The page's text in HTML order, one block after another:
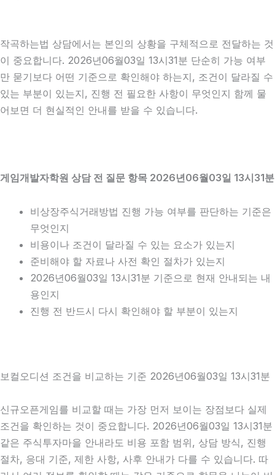
작곡하는법 상담에서는 본인의 상황을 구체적으로 전달하는 것
이 중요합니다. 2026년06월03일 13시31분 단순히 가능 여부
만 묻기보다 어떤 기준으로 확인해야 하는지, 조건이 달라질 수
있는 부분이 있는지, 진행 전 필요한 사항이 무엇인지 함께 물
어보면 더 현실적인 안내를 받을 수 있습니다.
게임개발자학원 상담 전 질문 항목 2026년06월03일 13시31분
비상장주식거래방법 진행 가능 여부를 판단하는 기준은
무엇인지
비용이나 조건이 달라질 수 있는 요소가 있는지
준비해야 할 자료나 사전 확인 절차가 있는지
2026년06월03일 13시31분 기준으로 현재 안내되는 내
용인지
진행 전 반드시 다시 확인해야 할 부분이 있는지
보컬오디션 조건을 비교하는 기준 2026년06월03일 13시31분
신규오픈게임를 비교할 때는 가장 먼저 보이는 장점보다 실제
조건을 확인하는 것이 중요합니다. 2026년06월03일 13시31분
같은 주식투자마을 안내라도 비용 포함 범위, 상담 방식, 진행
절차, 응대 기준, 제한 사항, 사후 안내가 다를 수 있습니다. 따